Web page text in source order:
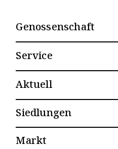
Genossenschaft
Porträt
Team & Organisation
Mitwirkung
Geschichte
Service
Übersicht
Gemeinschaftsraum
Gästezimmer
Aktuell
Mitteilungen
Agenda
Siedlungen
Markt